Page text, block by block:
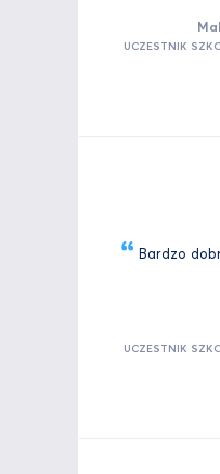
UCZESTNIK
Bardzo
UCZESTNIK